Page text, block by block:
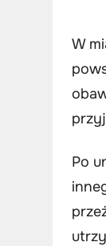
W
Po